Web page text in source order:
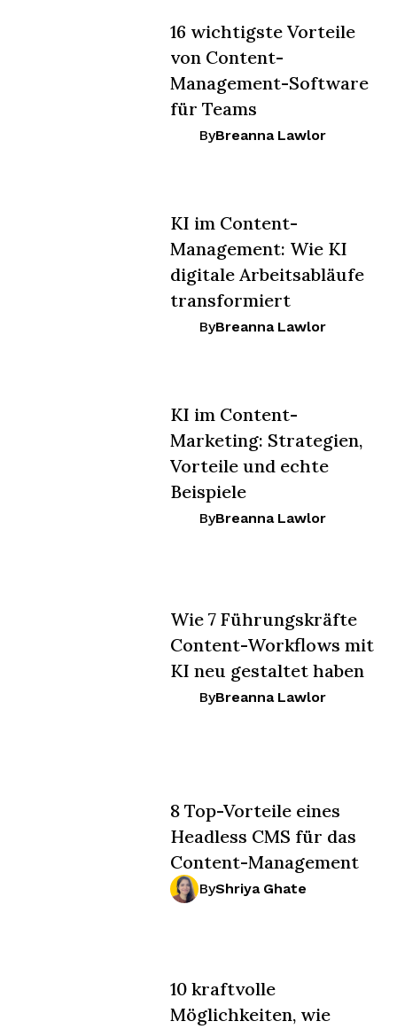
16 wichtigste Vorteile
von Content-
Management-Software
für Teams
ByBreanna Lawlor
KI im Content-
Management: Wie KI
digitale Arbeitsabläufe
transformiert
ByBreanna Lawlor
KI im Content-
Marketing: Strategien,
Vorteile und echte
Beispiele
ByBreanna Lawlor
Wie 7 Führungskräfte
Content-Workflows mit
KI neu gestaltet haben
ByBreanna Lawlor
8 Top-Vorteile eines
Headless CMS für das
Content-Management
ByShriya Ghate
10 kraftvolle
Möglichkeiten, wie